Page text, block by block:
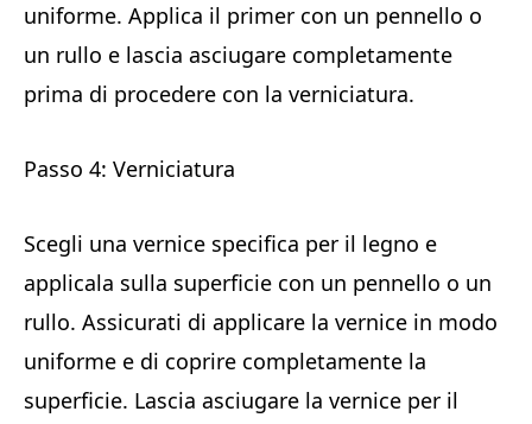
uniforme. Applica il primer con un pennello o
un rullo e lascia asciugare completamente
prima di procedere con la verniciatura.
Passo 4: Verniciatura
Scegli una vernice specifica per il legno e
applicala sulla superficie con un pennello o un
rullo. Assicurati di applicare la vernice in modo
uniforme e di coprire completamente la
superficie. Lascia asciugare la vernice per il